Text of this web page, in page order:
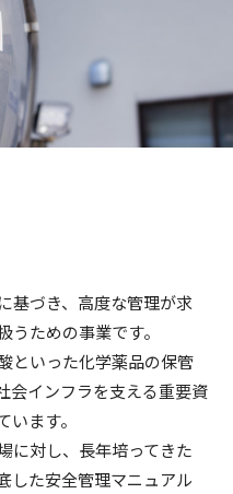
基づき、高度な管理が求
ための事業です。
といった化学薬品の保管
会インフラを支える重要資
ます。
に対し、長年培ってきた
した安全管理マニュアル